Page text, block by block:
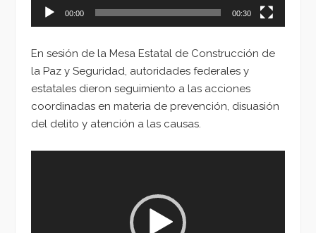
00:00 00:30
En sesión de la Mesa Estatal de Construcción de
la Paz y Seguridad, autoridades federales y
estatales dieron seguimiento a las acciones
coordinadas en materia de prevención, disuasión
del delito y atención a las causas.